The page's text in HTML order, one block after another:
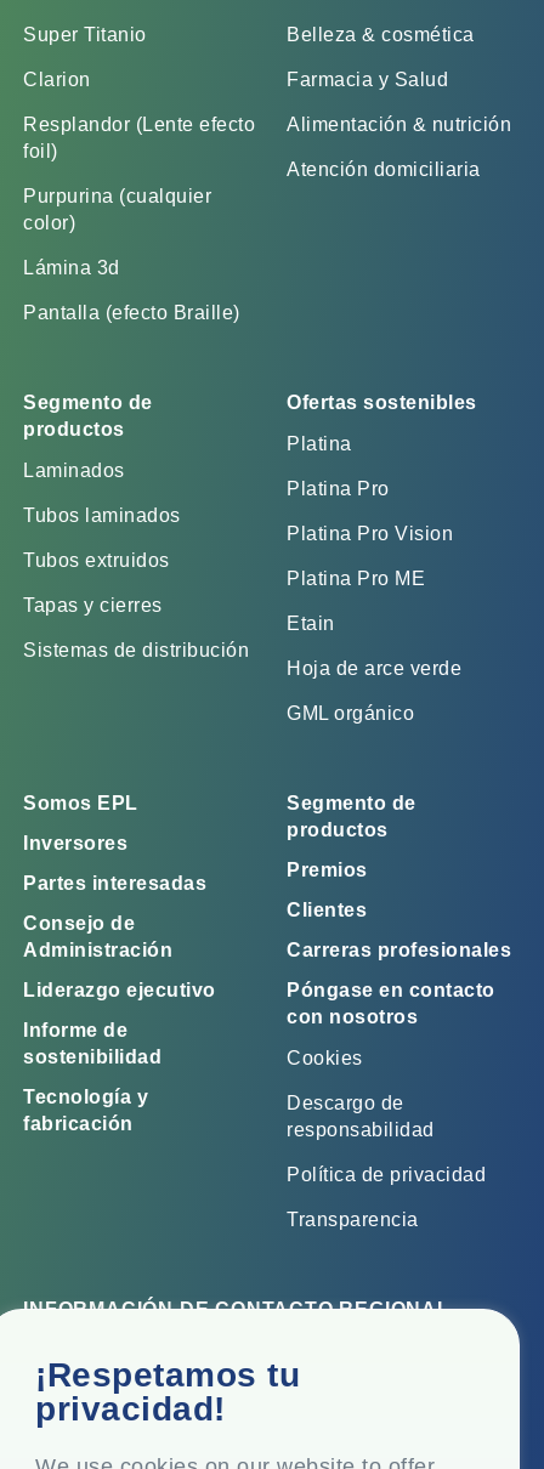
¡Respetamos tu
privacidad!
Super Titanio
Clarion
Resplandor (Lente efecto
foil)
Purpurina (cualquier
color)
Lámina 3d
Pantalla (efecto Braille)
Belleza & cosmética
Farmacia y Salud
Alimentación & nutrición
Atención domiciliaria
Segmento de
productos
Laminados
Tubos laminados
Tubos extruidos
Tapas y cierres
Sistemas de distribución
Ofertas sostenibles
Platina
Platina Pro
Platina Pro Vision
Platina Pro ME
Etain
Hoja de arce verde
GML orgánico
Somos EPL
Inversores
Partes interesadas
Consejo de
Administración
Liderazgo ejecutivo
Informe de
sostenibilidad
Tecnología y
fabricación
Segmento de
productos
Premios
Clientes
Carreras profesionales
Póngase en contacto
con nosotros
Cookies
Descargo de
responsabilidad
Política de privacidad
Transparencia
INFORMACIÓN DE CONTACTO REGIONAL
Oficina corporativa
Top Floor, Times Tower, Kamala City, Senapati Bapat
Marg, Lower Parel, Mumbai - 400 013, Maharashtra,